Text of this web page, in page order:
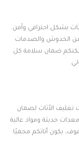
بشكل احترافي وآمن.
من الخدوش والصدمات
ضمان سلامة كل
الأثاث لضمان
معدات حديثة ومواد عالية
يكون أثاثكم محميًا